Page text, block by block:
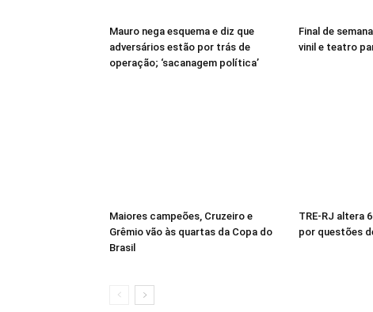
Mauro nega esquema e diz que
adversários estão por trás de
operação; ‘sacanagem política’
Final de
vinil e teatro
Maiores campeões, Cruzeiro e
Grêmio vão às quartas da Copa do
Brasil
TRE-RJ altera
por questões